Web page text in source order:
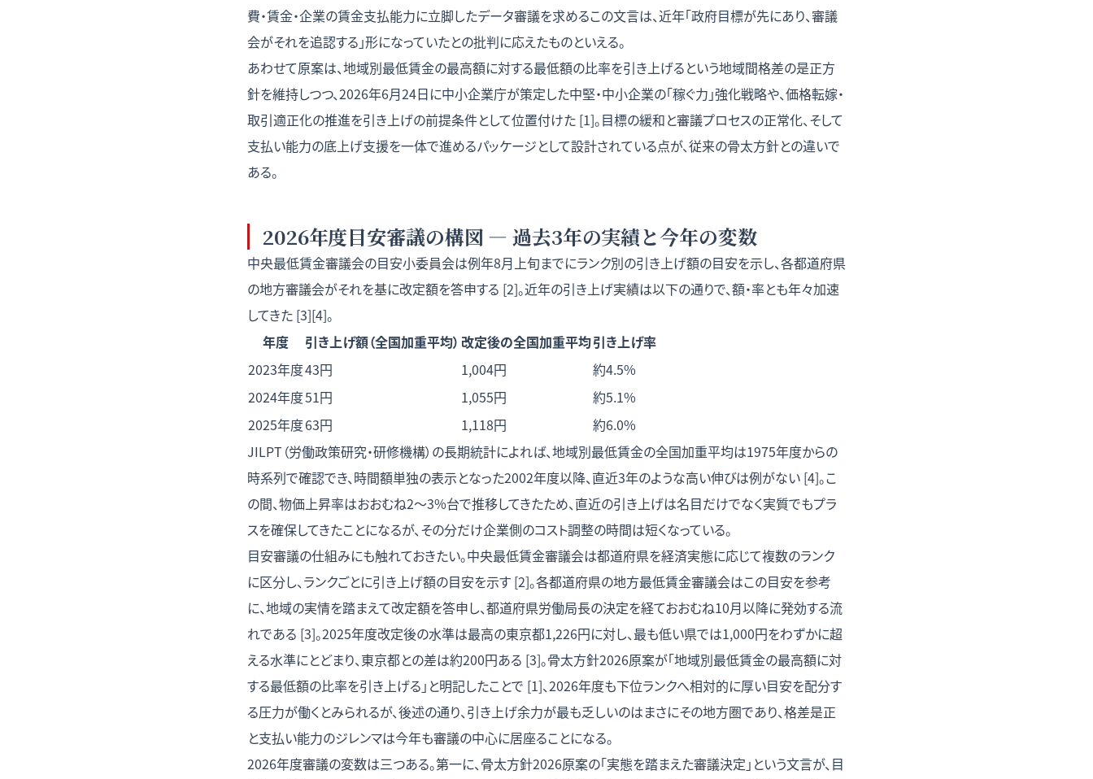
費・賃金・企業の賃金支払能力に立脚したデータ審議を求めるこの文言は、近年「政府目標が先にあり、審議
会がそれを追認する」形になっていたとの批判に応えたものといえる。
あわせて原案は、地域別最低賃金の最高額に対する最低額の比率を引き上げるという地域間格差の是正方
針を維持しつつ、2026年6月24日に中小企業庁が策定した中堅・中小企業の「稼ぐ力」強化戦略や、価格転嫁・
取引適正化の推進を引き上げの前提条件として位置付けた [1]。目標の緩和と審議プロセスの正常化、そして
支払い能力の底上げ支援を一体で進めるパッケージとして設計されている点が、従来の骨太方針との違いで
ある。
2026年度目安審議の構図 — 過去3年の実績と今年の変数
中央最低賃金審議会の目安小委員会は例年8月上旬までにランク別の引き上げ額の目安を示し、各都道府県
の地方審議会がそれを基に改定額を答申する [2]。近年の引き上げ実績は以下の通りで、額・率とも年々加速
してきた [3][4]。
年度
引き上げ額（全国加重平均） 改定後の全国加重平均引き上げ率
2023年度43円 1,004円
約4.5%
2024年度51円 1,055円
約5.1%
2025年度63円 1,118円
約6.0%
JILPT（労働政策研究・研修機構）の長期統計によれば、地域別最低賃金の全国加重平均は1975年度からの
時系列で確認でき、時間額単独の表示となった2002年度以降、直近3年のような高い伸びは例がない [4]。こ
の間、物価上昇率はおおむね2〜3%台で推移してきたため、直近の引き上げは名目だけでなく実質でもプラ
スを確保してきたことになるが、その分だけ企業側のコスト調整の時間は短くなっている。
目安審議の仕組みにも触れておきたい。中央最低賃金審議会は都道府県を経済実態に応じて複数のランク
に区分し、ランクごとに引き上げ額の目安を示す [2]。各都道府県の地方最低賃金審議会はこの目安を参考
に、地域の実情を踏まえて改定額を答申し、都道府県労働局長の決定を経ておおむね10月以降に発効する流
れである [3]。2025年度改定後の水準は最高の東京都1,226円に対し、最も低い県では1,000円をわずかに超
える水準にとどまり、東京都との差は約200円ある [3]。骨太方針2026原案が「地域別最低賃金の最高額に対
する最低額の比率を引き上げる」と明記したことで [1]、2026年度も下位ランクへ相対的に厚い目安を配分す
る圧力が働くとみられるが、後述の通り、引き上げ余力が最も乏しいのはまさにその地方圏であり、格差是正
と支払い能力のジレンマは今年も審議の中心に居座ることになる。
2026年度審議の変数は三つある。第一に、骨太方針2026原案の「実態を踏まえた審議決定」という文言が、目